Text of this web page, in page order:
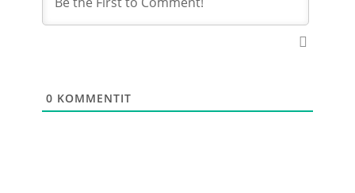
0 KOMMENTIT